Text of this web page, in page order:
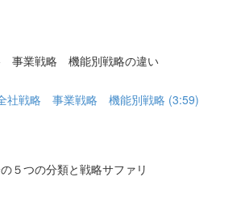
事業戦略 機能別戦略の違い
社戦略 事業戦略 機能別戦略 (3:59)
５つの分類と戦略サファリ